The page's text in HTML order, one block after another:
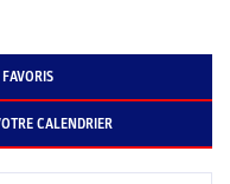
CALENDRIER